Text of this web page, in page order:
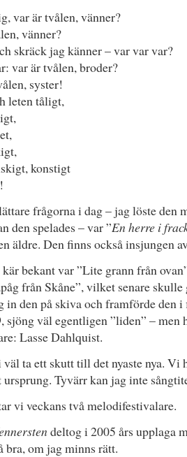
var är tvålen, vänner?
vänner?
skräck jag känner – var var var?
var är tvålen, broder?
syster!
leten tåligt,
konstigt
frågorna i dag – jag löste den
den spelades – var ”En herre i
äldre. Den finns också insjungen
bekant var ”Lite grann från
från Skåne”, vilket senare
in den på skiva och framförde den
sjöng väl egentligen ”liden” – men
Lasse Dahlquist.
ta ett skutt till det nyaste nya. Vi
ursprung. Tyvärr kan jag inte
vi veckans två melodifestivalare.
deltog i 2005 års upplaga
bra, om jag minns rätt.